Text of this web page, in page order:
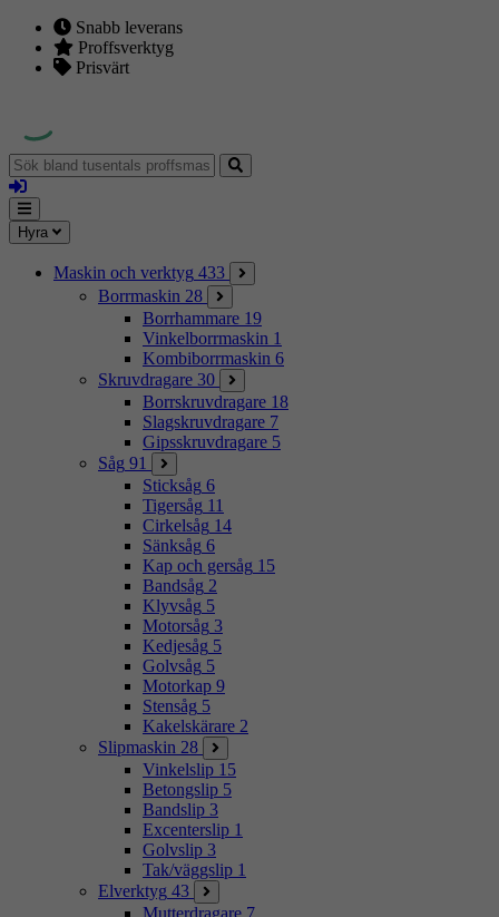
Snabb leverans
Proffsverktyg
Prisvärt
Sök
bland
tusentals
proffsmaskiner
Logga
in
Mina
sidor
Meny
Hyra
Maskin och verktyg 433
Borrmaskin 28
Borrhammare 19
Vinkelborrmaskin 1
Kombiborrmaskin 6
Skruvdragare 30
Borrskruvdragare 18
Slagskruvdragare 7
Gipsskruvdragare 5
Såg 91
Sticksåg 6
Tigersåg 11
Cirkelsåg 14
Sänksåg 6
Kap och gersåg 15
Bandsåg 2
Klyvsåg 5
Motorsåg 3
Kedjesåg 5
Golvsåg 5
Motorkap 9
Stensåg 5
Kakelskärare 2
Slipmaskin 28
Vinkelslip 15
Betongslip 5
Bandslip 3
Excenterslip 1
Golvslip 3
Tak/väggslip 1
Elverktyg 43
Mutterdragare 7